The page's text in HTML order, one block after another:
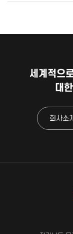
세계적으
대
회사소